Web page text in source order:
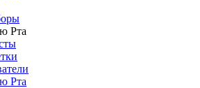
Рта
Рта